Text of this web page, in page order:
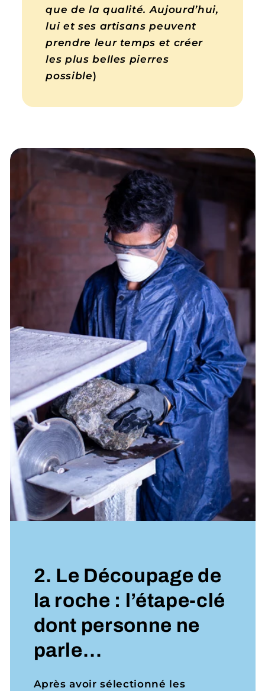
que de la qualité. Aujourd’hui,
lui et ses artisans peuvent
prendre leur temps et créer
les plus belles pierres
possible)
2. Le Découpage de
la roche : l’étape-clé
dont personne ne
parle…
Après avoir sélectionné les